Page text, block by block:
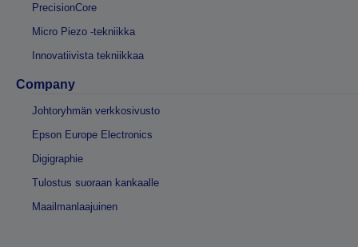
PrecisionCore
Micro Piezo -tekniikka
Innovatiivista tekniikkaa
Company
Johtoryhmän verkkosivusto
Epson Europe Electronics
Digigraphie
Tulostus suoraan kankaalle
Maailmanlaajuinen